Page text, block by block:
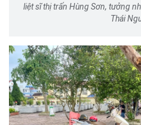
liệt sĩ thị trấn Hùng Sơn, tưởng
Thái